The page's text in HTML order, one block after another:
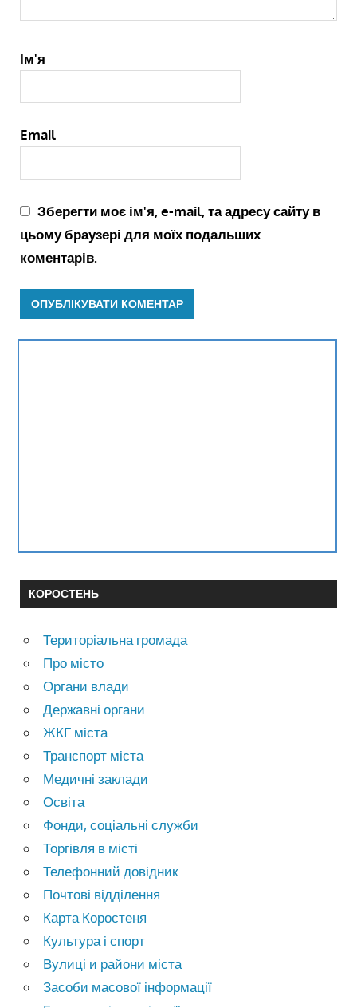
Ім'я
Email
Зберегти моє ім'я, e-mail, та адресу сайту в
цьому браузері для моїх подальших
коментарів.
КОРОСТЕНЬ
Територіальна громада
Про місто
Органи влади
Державні органи
ЖКГ міста
Транспорт міста
Медичні заклади
Освіта
Фонди, соціальні служби
Торгівля в місті
Телефонний довідник
Почтові відділення
Карта Коростеня
Культура і спорт
Вулиці и райони міста
Засоби масової інформації